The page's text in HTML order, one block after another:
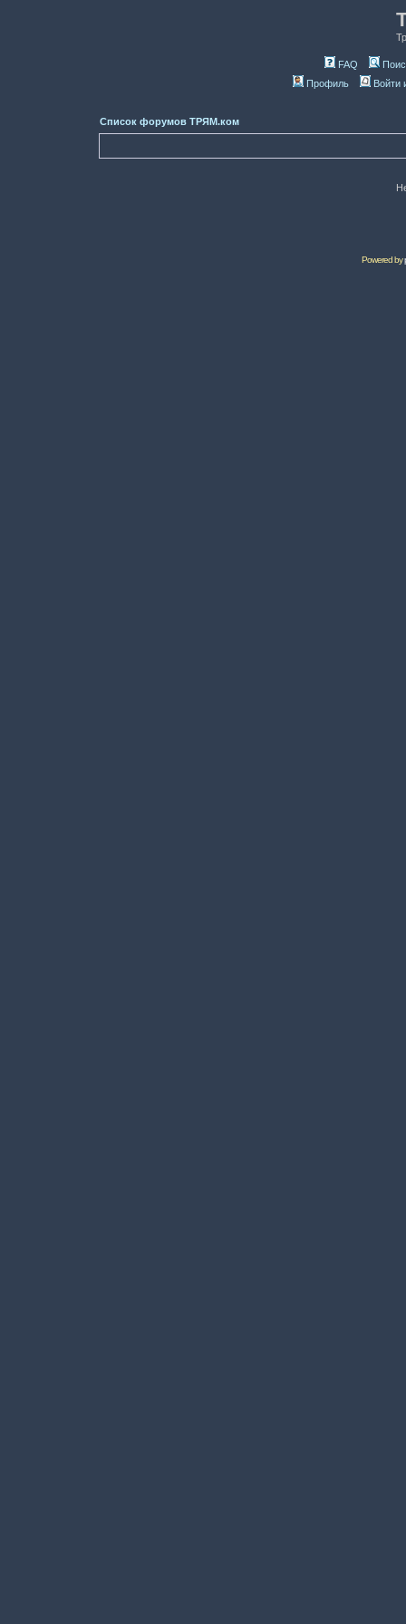
FAQ
Профиль
Войти
Список форумов ТРЯМ.ком
Powered by